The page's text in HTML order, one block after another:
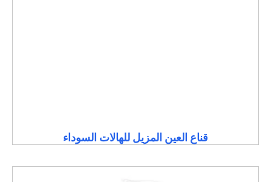
قناع العين المزيل للهالات السوداء